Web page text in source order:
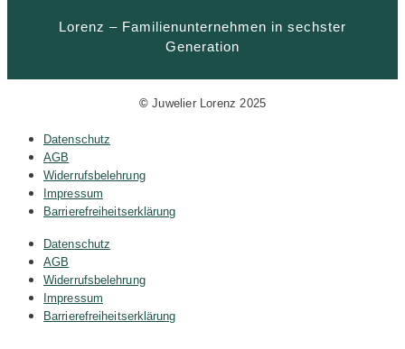
Lorenz – Familienunternehmen in sechster
Generation
© Juwelier Lorenz 2025
Datenschutz
AGB
Widerrufsbelehrung
Impressum
Barrierefreiheitserklärung
Datenschutz
AGB
Widerrufsbelehrung
Impressum
Barrierefreiheitserklärung